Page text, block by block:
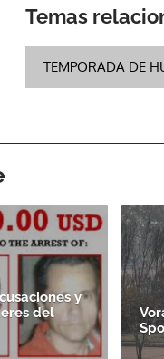
Temas
TEMPORADA DE
y
del